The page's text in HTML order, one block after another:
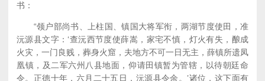
书：
“领户部尚书、上柱国、镇国大将军衔，两湖节度使田，准
沅源县文字：‘查沅西节度使薛嵩，家宅不慎，灯火有失，酿成
火灾，一门良贱，葬身火窟，夫地方不可一日无主，薛镇所遗凤
凰镇，及二军六州八县地面，仰请田镇暂为管辖，以待朝廷命
令。正德十年，六月二十五日，沅源县令余。’诸位，这下面有